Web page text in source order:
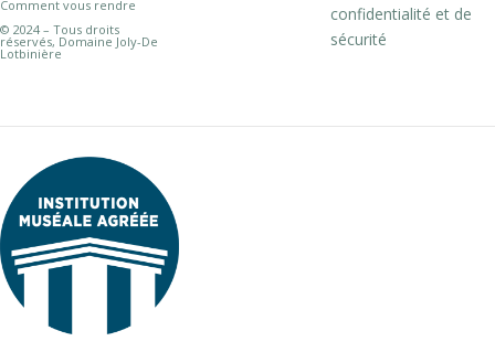
Comment vous rendre
© 2024 – Tous droits
réservés, Domaine Joly-De
Lotbinière
confidentialité et de
sécurité